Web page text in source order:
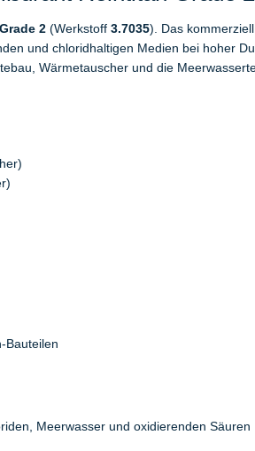
2 (Werkstoff 3.7035). Das
und chloridhaltigen Medien bei hoher
Wärmetauscher und die
Bauteilen
Meerwasser und oxidierenden Säuren